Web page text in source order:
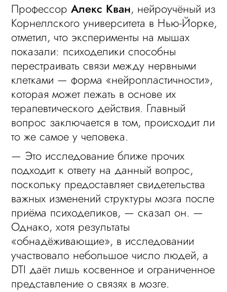
ПрофессорАлекс Кван, нейроучёный из
Корнеллского университета в Нью-Йорке,
отметил, что эксперименты на мышах
показали: психоделики способны
перестраивать связи между нервными
клетками — форма «нейропластичности»,
которая может лежать в основе их
терапевтического действия. Главный
вопрос заключается в том, происходит ли
то же самое у человека.
— Это исследование ближе прочих
подходит к ответу на данный вопрос,
поскольку предоставляет свидетельства
важных изменений структуры мозга после
приёма психоделиков, — сказал он. —
Однако, хотя результаты
«обнадёживающие», в исследовании
участвовало небольшое число людей, а
DTI даёт лишь косвенное и ограниченное
представление о связях в мозге.